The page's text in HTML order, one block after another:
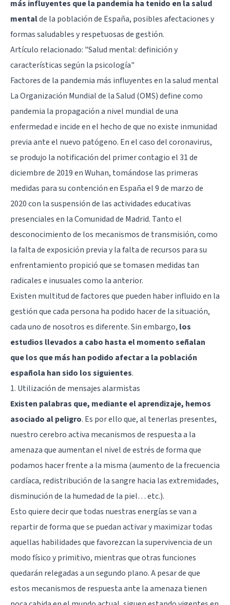
más influyentes que la pandemia ha tenido en la salud
mentalde la población de España, posibles afectaciones y
formas saludables y respetuosas de gestión.
Artículo relacionado: "Salud mental: definición y
características según la psicología"
Factores de la pandemia más influyentes en la salud mental
La Organización Mundial de la Salud (OMS) define como
pandemia la propagación a nivel mundial de una
enfermedad e incide en el hecho de que no existe inmunidad
previa ante el nuevo patógeno. En el caso del coronavirus,
se produjo la notificación del primer contagio el 31 de
diciembre de 2019 en Wuhan, tomándose las primeras
medidas para su contención en España el 9 de marzo de
2020 con la suspensión de las actividades educativas
presenciales en la Comunidad de Madrid. Tanto el
desconocimiento de los mecanismos de transmisión, como
la falta de exposición previa y la falta de recursos para su
enfrentamiento propició que se tomasen medidas tan
radicales e inusuales como la anterior.
Existen multitud de factores que pueden haber influido en la
gestión que cada persona ha podido hacer de la situación,
cada uno de nosotros es diferente. Sin embargo, los
estudios llevados a cabo hasta el momento señalan
que los que más han podido afectar a la población
española han sido los siguientes.
1. Utilización de mensajes alarmistas
Existen palabras que, mediante el aprendizaje, hemos
asociado al peligro. Es por ello que, al tenerlas presentes,
nuestro cerebro activa mecanismos de respuesta a la
amenaza que aumentan el nivel de estrés de forma que
podamos hacer frente a la misma (aumento de la frecuencia
cardíaca, redistribución de la sangre hacia las extremidades,
disminución de la humedad de la piel… etc.).
Esto quiere decir que todas nuestras energías se van a
repartir de forma que se puedan activar y maximizar todas
aquellas habilidades que favorezcan la supervivencia de un
modo físico y primitivo, mientras que otras funciones
quedarán relegadas a un segundo plano. A pesar de que
estos mecanismos de respuesta ante la amenaza tienen